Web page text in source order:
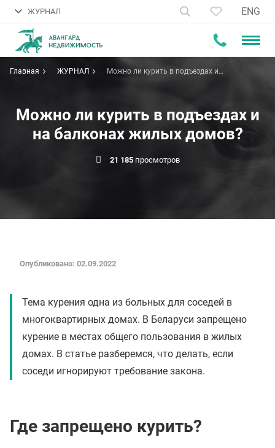
ЖУРНАЛ ENG
Главная ЖУРНАЛ
Можно ли курить в подъездах и
Можно ли курить в подъездах и
на балконах жилых домов?
21 185просмотров
Опубликовано: 02.09.2022
Тема курения одна из больных для соседей в
многоквартирных домах. В Беларуси запрещено
курение в местах общего пользования в жилых
домах. В статье разберемся, что делать, если
соседи игнорируют требование закона.
Где запрещено курить?